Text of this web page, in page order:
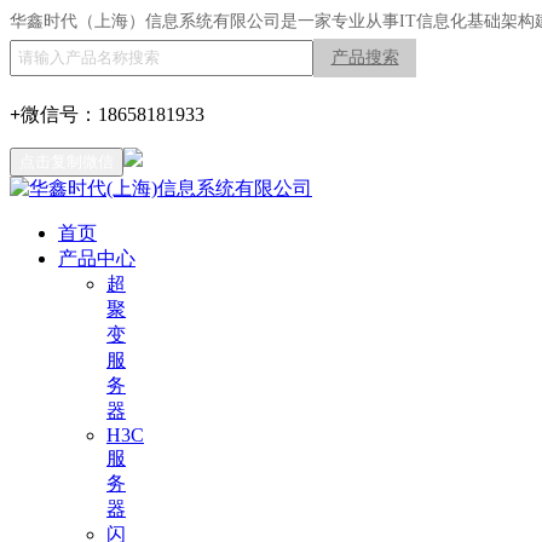
华鑫时代（上海）信息系统有限公司是一家专业从事IT信息化基础架构
产品搜索
+微信号： 18658181933
首页
产品中心
超
聚
变
服
务
器
H3C
服
务
器
闪